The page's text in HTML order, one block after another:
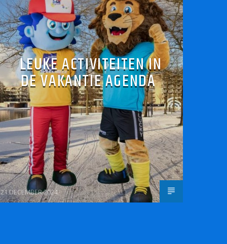
LEUKE ACTIVITEITEN IN
DE VAKANTIE AGENDA
21 DECEMBER 2024